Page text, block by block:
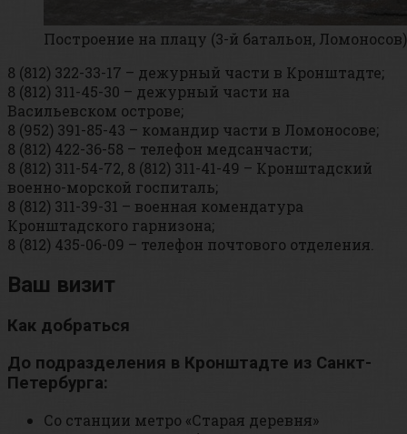
Построение на плацу (3-й батальон, Ломоносов)
8 (812) 322-33-17 – дежурный части в Кронштадте;
8 (812) 311-45-30 – дежурный части на
Васильевском острове;
8 (952) 391-85-43 – командир части в Ломоносове;
8 (812) 422-36-58 – телефон медсанчасти;
8 (812) 311-54-72, 8 (812) 311-41-49 – Кронштадский
военно-морской госпиталь;
8 (812) 311-39-31 – военная комендатура
Кронштадского гарнизона;
8 (812) 435-06-09 – телефон почтового отделения.
Ваш визит
Как добраться
До подразделения в Кронштадте из Санкт-
Петербурга:
Со станции метро «Старая деревня»